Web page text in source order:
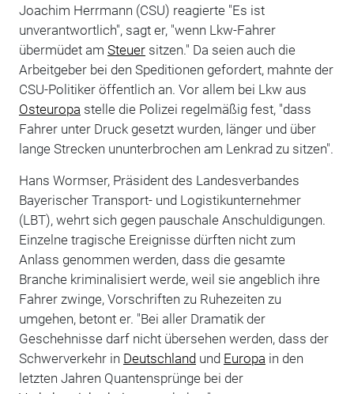
Joachim Herrmann (CSU) reagierte "Es ist
unverantwortlich", sagt er, "wenn Lkw-Fahrer
übermüdet am Steuersitzen." Da seien auch die
Arbeitgeber bei den Speditionen gefordert, mahnte der
CSU-Politiker öffentlich an. Vor allem bei Lkw aus
Osteuropa stelle die Polizei regelmäßig fest, "dass
Fahrer unter Druck gesetzt wurden, länger und über
lange Strecken ununterbrochen am Lenkrad zu sitzen".
Hans Wormser, Präsident des Landesverbandes
Bayerischer Transport- und Logistikunternehmer
(LBT), wehrt sich gegen pauschale Anschuldigungen.
Einzelne tragische Ereignisse dürften nicht zum
Anlass genommen werden, dass die gesamte
Branche kriminalisiert werde, weil sie angeblich ihre
Fahrer zwinge, Vorschriften zu Ruhezeiten zu
umgehen, betont er. "Bei aller Dramatik der
Geschehnisse darf nicht übersehen werden, dass der
Schwerverkehr in Deutschlandund Europa in den
letzten Jahren Quantensprünge bei der